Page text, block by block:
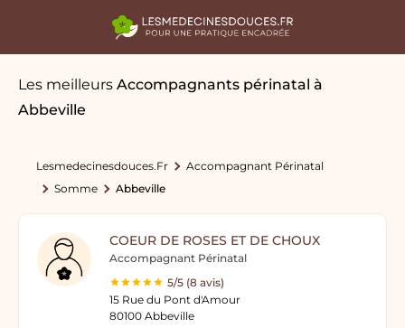
Les meilleurs Accompagnants périnatal à
Abbeville
Lesmedecinesdouces.fr
Accompagnant Périnatal
Somme
Abbeville
COEUR DE ROSES ET DE CHOUX
Accompagnant Périnatal
5/5 (8 avis)
15 Rue du Pont d'Amour
80100 Abbeville